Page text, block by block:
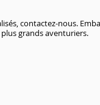
contactez-nous.
plus grands aventuriers.